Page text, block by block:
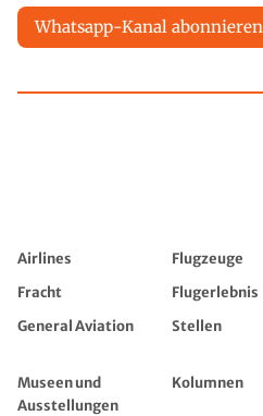
Whatsapp-Kanal abonnieren
Airlines Flugzeuge
Fracht
Flugerlebnis
General Aviation
Stellen
Museen und
Ausstellungen
Kolumnen